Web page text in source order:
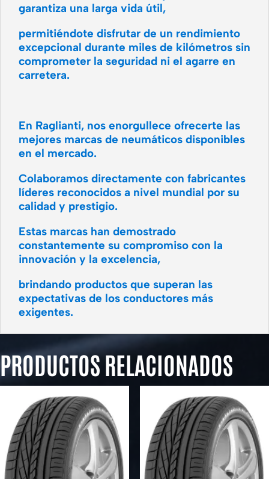
garantiza una larga vida útil,
permitiéndote disfrutar de un rendimiento
excepcional durante miles de kilómetros sin
comprometer la seguridad ni el agarre en
carretera.
En Raglianti, nos enorgullece ofrecerte las
mejores marcas de neumáticos disponibles
en el mercado.
Colaboramos directamente con fabricantes
líderes reconocidos a nivel mundial por su
calidad y prestigio.
Estas marcas han demostrado
constantemente su compromiso con la
innovación y la excelencia,
brindando productos que superan las
expectativas de los conductores más
exigentes.
PRODUCTOS RELACIONADOS